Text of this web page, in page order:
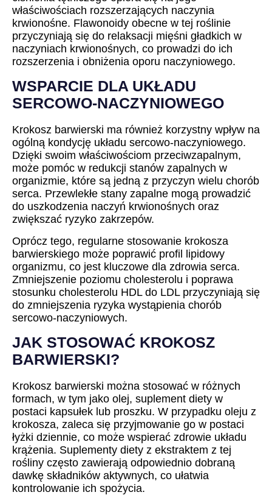
właściwościach rozszerzających naczynia
krwionośne. Flawonoidy obecne w tej roślinie
przyczyniają się do relaksacji mięśni gładkich w
naczyniach krwionośnych, co prowadzi do ich
rozszerzenia i obniżenia oporu naczyniowego.
WSPARCIE DLA UKŁADU
SERCOWO-NACZYNIOWEGO
Krokosz barwierski ma również korzystny wpływ na
ogólną kondycję układu sercowo-naczyniowego.
Dzięki swoim właściwościom przeciwzapalnym,
może pomóc w redukcji stanów zapalnych w
organizmie, które są jedną z przyczyn wielu chorób
serca. Przewlekłe stany zapalne mogą prowadzić
do uszkodzenia naczyń krwionośnych oraz
zwiększać ryzyko zakrzepów.
Oprócz tego, regularne stosowanie krokosza
barwierskiego może poprawić profil lipidowy
organizmu, co jest kluczowe dla zdrowia serca.
Zmniejszenie poziomu cholesterolu i poprawa
stosunku cholesterolu HDL do LDL przyczyniają się
do zmniejszenia ryzyka wystąpienia chorób
sercowo-naczyniowych.
JAK STOSOWAĆ KROKOSZ
BARWIERSKI?
Krokosz barwierski można stosować w różnych
formach, w tym jako olej, suplement diety w
postaci kapsułek lub proszku. W przypadku oleju z
krokosza, zaleca się przyjmowanie go w postaci
łyżki dziennie, co może wspierać zdrowie układu
krążenia. Suplementy diety z ekstraktem z tej
rośliny często zawierają odpowiednio dobraną
dawkę składników aktywnych, co ułatwia
kontrolowanie ich spożycia.